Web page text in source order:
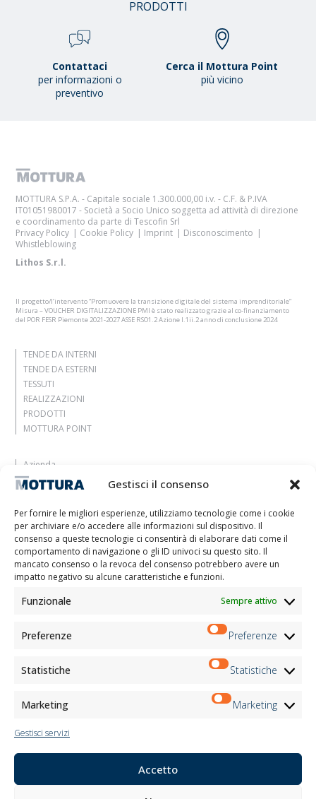
Gestisci il consenso
Per fornire le migliori esperienze, utilizziamo tecnologie come i cookie
per archiviare e/o accedere alle informazioni sul dispositivo. Il
consenso a queste tecnologie ci consentirà di elaborare dati come il
comportamento di navigazione o gli ID univoci su questo sito. Il
mancato consenso o la revoca del consenso potrebbero avere un
impatto negativo su alcune caratteristiche e funzioni.
Funzionale Sempre attivo
Preferenze Preferenze
Statistiche Statistiche
Marketing Marketing
Gestisci servizi
Accetto
PRODOTTI
Contattaci
per informazioni o
preventivo
Cerca il Mottura Point
più vicino
MOTTURA S.P.A. - Capitale sociale 1.300.000,00 i.v. - C.F. & P.IVA
IT01051980017 - Società a Socio Unico soggetta ad attività di direzione
e coordinamento da parte di Tescofin Srl
Privacy Policy
Cookie Policy Imprint
Disconoscimento
Whistleblowing
Lithos S.r.l.
Il progetto/l’intervento “Promuovere la transizione digitale del sistema imprenditoriale”
Misura – VOUCHER DIGITALIZZAZIONE PMI è stato realizzato grazie al co-finanziamento
del POR FESR Piemonte 2021-2027 ASSE RSO1.2 Azione I.1ii.2 anno di conclusione 2024
TENDE DA INTERNI
TENDE DA ESTERNI
TESSUTI
REALIZZAZIONI
PRODOTTI
MOTTURA POINT
Azienda
Lasciati ispirare
Contatti
Lavora con noi
Area Riservata
Certificazioni
M2Net
Child Safety
Informativa Clienti
Informativa Candidati
Informativa Registrati